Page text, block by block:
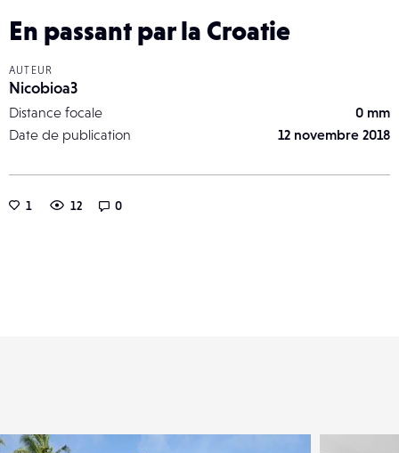
En passant par la Croatie
AUTEUR
Nicobioa3
Distance focale
0 mm
Date de publication
12 novembre 2018
1 12 0